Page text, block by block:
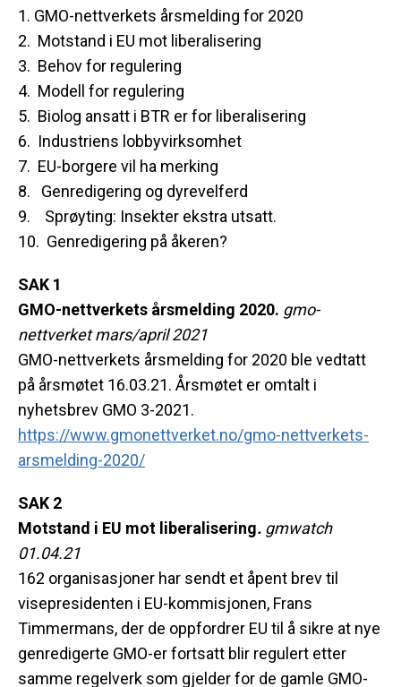
1. GMO-nettverkets årsmelding for 2020
2. Motstand i EU mot liberalisering
3. Behov for regulering
4. Modell for regulering
5. Biolog ansatt i BTR er for liberalisering
6. Industriens lobbyvirksomhet
7. EU-borgere vil ha merking
8. Genredigering og dyrevelferd
9. Sprøyting: Insekter ekstra utsatt.
10. Genredigering på åkeren?
SAK 1
GMO-nettverkets årsmelding 2020. gmo-
nettverket mars/april 2021
GMO-nettverkets årsmelding for 2020 ble vedtatt
på årsmøtet 16.03.21. Årsmøtet er omtalt i
nyhetsbrev GMO 3-2021.
https://www.gmonettverket.no/gmo-nettverkets-
arsmelding-2020/
SAK 2
Motstand i EU mot liberalisering. gmwatch
01.04.21
162 organisasjoner har sendt et åpent brev til
visepresidenten i EU-kommisjonen, Frans
Timmermans, der de oppfordrer EU til å sikre at nye
genredigerte GMO-er fortsatt blir regulert etter
samme regelverk som gjelder for de gamle GMO-